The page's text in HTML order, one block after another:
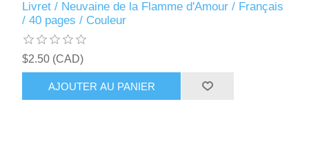
Livret / Neuvaine de la Flamme d'Amour / Français
/ 40 pages / Couleur
$2.50 (CAD)
AJOUTER AU PANIER